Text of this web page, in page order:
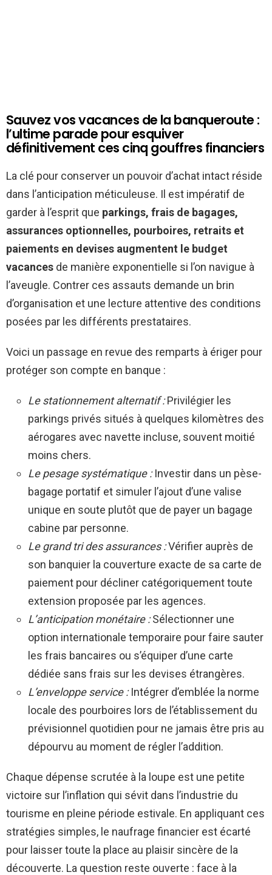
Sauvez vos vacances de la banqueroute :
l’ultime parade pour esquiver
définitivement ces cinq gouffres financiers
La clé pour conserver un pouvoir d’achat intact réside
dans l’anticipation méticuleuse. Il est impératif de
garder à l’esprit que parkings, frais de bagages,
assurances optionnelles, pourboires, retraits et
paiements en devises augmentent le budget
vacances de manière exponentielle si l’on navigue à
l’aveugle. Contrer ces assauts demande un brin
d’organisation et une lecture attentive des conditions
posées par les différents prestataires.
Voici un passage en revue des remparts à ériger pour
protéger son compte en banque :
Le stationnement alternatif :Privilégier les
parkings privés situés à quelques kilomètres des
aérogares avec navette incluse, souvent moitié
moins chers.
Le pesage systématique :Investir dans un pèse-
bagage portatif et simuler l’ajout d’une valise
unique en soute plutôt que de payer un bagage
cabine par personne.
Le grand tri des assurances :Vérifier auprès de
son banquier la couverture exacte de sa carte de
paiement pour décliner catégoriquement toute
extension proposée par les agences.
L’anticipation monétaire :Sélectionner une
option internationale temporaire pour faire sauter
les frais bancaires ou s’équiper d’une carte
dédiée sans frais sur les devises étrangères.
L’enveloppe service :Intégrer d’emblée la norme
locale des pourboires lors de l’établissement du
prévisionnel quotidien pour ne jamais être pris au
dépourvu au moment de régler l’addition.
Chaque dépense scrutée à la loupe est une petite
victoire sur l’inflation qui sévit dans l’industrie du
tourisme en pleine période estivale. En appliquant ces
stratégies simples, le naufrage financier est écarté
pour laisser toute la place au plaisir sincère de la
découverte. La question reste ouverte : face à la